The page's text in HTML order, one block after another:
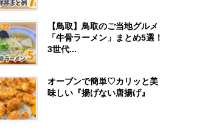
【鳥取】鳥取のご当地グルメ
「牛骨ラーメン」まとめ5選！
3世代...
オーブンで簡単♡カリッと美
味しい『揚げない唐揚げ』